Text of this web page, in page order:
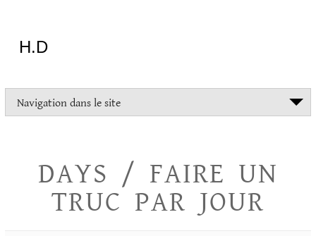
H.D
Navigation dans le site
DAYS / FAIRE UN
TRUC PAR JOUR